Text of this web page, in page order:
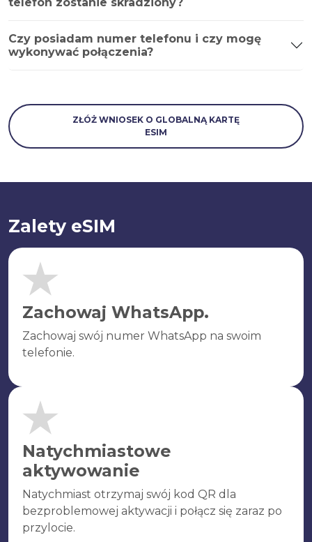
Czy posiadam numer telefonu i czy mogę
wykonywać połączenia?
ZŁÓŻ WNIOSEK O GLOBALNĄ KARTĘ
ESIM
Zalety eSIM
Zachowaj WhatsApp.
Zachowaj swój numer WhatsApp na swoim
telefonie.
Natychmiastowe
aktywowanie
Natychmiast otrzymaj swój kod QR dla
bezproblemowej aktywacji i połącz się zaraz po
przylocie.